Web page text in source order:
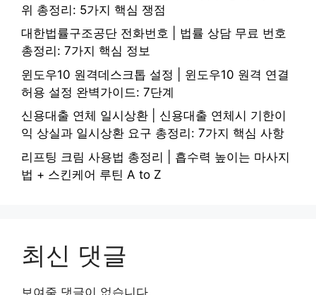
위 총정리: 5가지 핵심 쟁점
대한법률구조공단 전화번호 | 법률 상담 무료 번호
총정리: 7가지 핵심 정보
윈도우10 원격데스크톱 설정 | 윈도우10 원격 연결
허용 설정 완벽가이드: 7단계
신용대출 연체 일시상환 | 신용대출 연체시 기한이
익 상실과 일시상환 요구 총정리: 7가지 핵심 사항
리프팅 크림 사용법 총정리 | 흡수력 높이는 마사지
법 + 스킨케어 루틴 A to Z
최신 댓글
보여줄 댓글이 없습니다.